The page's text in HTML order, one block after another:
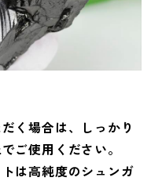
く場合は、しっかり
ご使用ください。
は高純度のシュンガ